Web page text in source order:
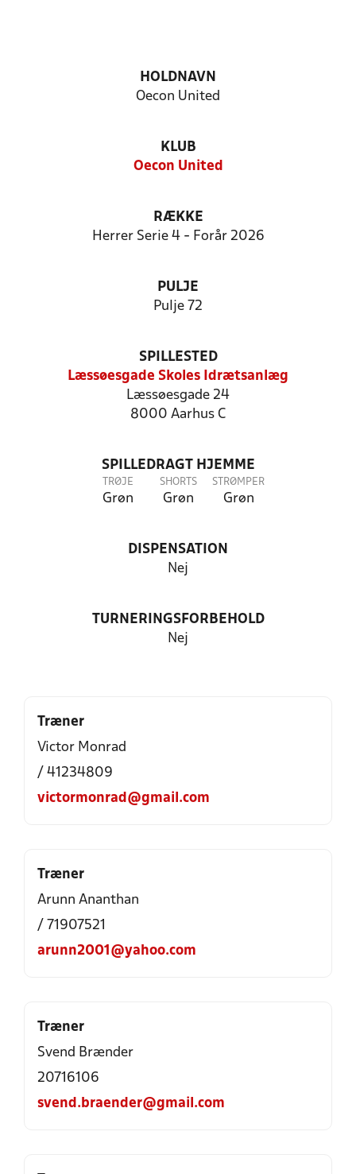
HOLDNAVN
Oecon United
KLUB
Oecon United
RÆKKE
Herrer Serie 4 - Forår 2026
PULJE
Pulje 72
SPILLESTED
Læssøesgade Skoles Idrætsanlæg
Læssøesgade 24
8000 Aarhus C
SPILLEDRAGT HJEMME
TRØJE
Grøn
SHORTS
Grøn
STRØMPER
Grøn
DISPENSATION
Nej
TURNERINGSFORBEHOLD
Nej
Træner
Victor Monrad
/ 41234809
victormonrad@gmail.com
Træner
Arunn Ananthan
/ 71907521
arunn2001@yahoo.com
Træner
Svend Brænder
20716106
svend.braender@gmail.com